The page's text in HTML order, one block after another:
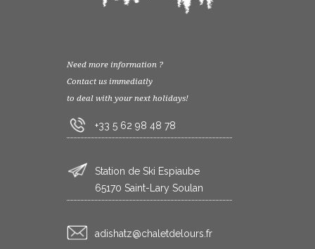
Need more information ?
Contact us immediatly
to deal with your next holidays!
+33 5 62 98 48 78
Station de Ski Espiaube
65170 Saint-Lary Soulan
rf.sruoledtelahc@ztahsida